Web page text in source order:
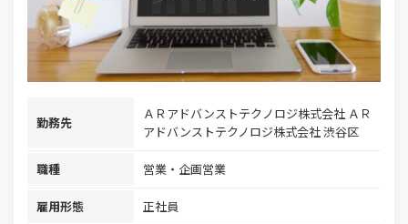
勤務先
ＡＲアドバンストテクノロジ株式会社 ＡＲ
アドバンストテクノロジ株式会社 渋谷区
職種 営業・企画営業
雇用形態 正社員